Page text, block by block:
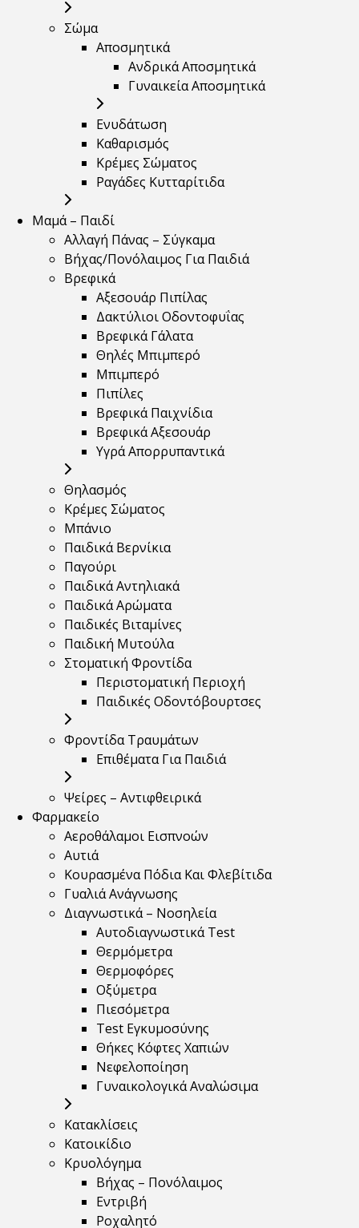
Σώμα
Αποσμητικά
Ανδρικά Αποσμητικά
Γυναικεία Αποσμητικά
Ενυδάτωση
Καθαρισμός
Κρέμες Σώματος
Ραγάδες Κυτταρίτιδα
Μαμά – Παιδί
Αλλαγή Πάνας – Σύγκαμα
Βήχας/Πονόλαιμος Για Παιδιά
Βρεφικά
Αξεσουάρ Πιπίλας
Δακτύλιοι Οδοντοφυΐας
Βρεφικά Γάλατα
Θηλές Μπιμπερό
Μπιμπερό
Πιπίλες
Βρεφικά Παιχνίδια
Βρεφικά Αξεσουάρ
Υγρά Απορρυπαντικά
Θηλασμός
Κρέμες Σώματος
Μπάνιο
Παιδικά Βερνίκια
Παγούρι
Παιδικά Αντηλιακά
Παιδικά Αρώματα
Παιδικές Βιταμίνες
Παιδική Μυτούλα
Στοματική Φροντίδα
Περιστοματική Περιοχή
Παιδικές Οδοντόβουρτσες
Φροντίδα Τραυμάτων
Επιθέματα Για Παιδιά
Ψείρες – Αντιφθειρικά
Φαρμακείο
Αεροθάλαμοι Εισπνοών
Αυτιά
Κουρασμένα Πόδια Και Φλεβίτιδα
Γυαλιά Ανάγνωσης
Διαγνωστικά – Νοσηλεία
Αυτοδιαγνωστικά Test
Θερμόμετρα
Θερμοφόρες
Οξύμετρα
Πιεσόμετρα
Test Εγκυμοσύνης
Θήκες Κόφτες Χαπιών
Νεφελοποίηση
Γυναικολογικά Αναλώσιμα
Κατακλίσεις
Κατοικίδιο
Κρυολόγημα
Βήχας – Πονόλαιμος
Εντριβή
Ροχαλητό